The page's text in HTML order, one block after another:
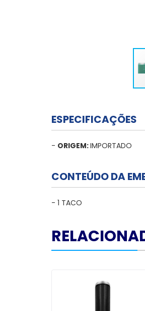
ESPECIFICAÇÕES
- ORIGEM:IMPORTADO
CONTEÚDO DA
- 1 TACO